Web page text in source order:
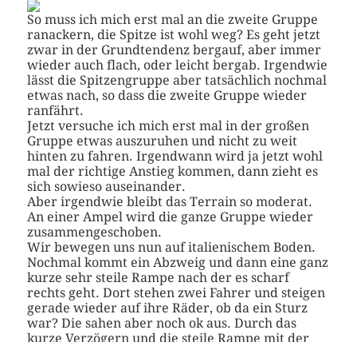
So muss ich mich erst mal an die zweite Gruppe
ranackern, die Spitze ist wohl weg? Es geht jetzt
zwar in der Grundtendenz bergauf, aber immer
wieder auch flach, oder leicht bergab. Irgendwie
lässt die Spitzengruppe aber tatsächlich nochmal
etwas nach, so dass die zweite Gruppe wieder
ranfährt.
Jetzt versuche ich mich erst mal in der großen
Gruppe etwas auszuruhen und nicht zu weit
hinten zu fahren. Irgendwann wird ja jetzt wohl
mal der richtige Anstieg kommen, dann zieht es
sich sowieso auseinander.
Aber irgendwie bleibt das Terrain so moderat.
An einer Ampel wird die ganze Gruppe wieder
zusammengeschoben.
Wir bewegen uns nun auf italienischem Boden.
Nochmal kommt ein Abzweig und dann eine ganz
kurze sehr steile Rampe nach der es scharf
rechts geht. Dort stehen zwei Fahrer und steigen
gerade wieder auf ihre Räder, ob da ein Sturz
war? Die sahen aber noch ok aus. Durch das
kurze Verzögern und die steile Rampe mit der